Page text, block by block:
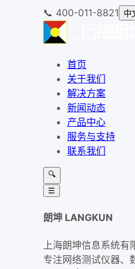
📞 400-011-8821 中
首页
关于我们
解决方案
新闻动态
产品中心
服务与支持
联系我们
🔍
☰
朗坤 LANGKUN
上海朗坤信息系统有
专注网络测试仪器、